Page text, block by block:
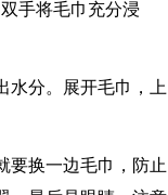
手将毛巾充分浸
水分。展开毛巾，上
要换一边毛巾，防止